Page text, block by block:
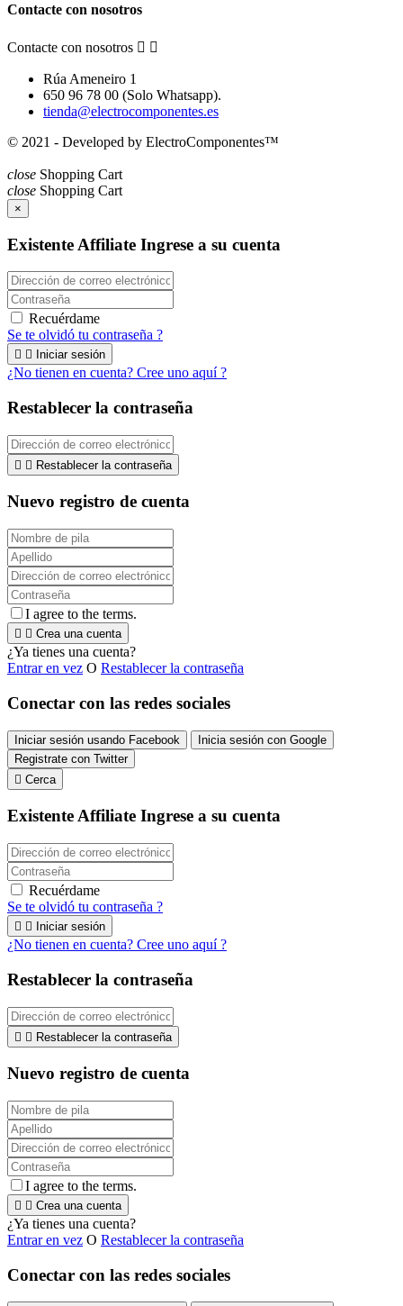
Contacte con nosotros
Contacte con nosotros  
Rúa Ameneiro 1
650 96 78 00 (Solo Whatsapp).
tienda@electrocomponentes.es
© 2021 - Developed by ElectroComponentes™
close Shopping Cart
close Shopping Cart
×
Existente Affiliate Ingrese a su cuenta
Recuérdame
Se te olvidó tu contraseña ?
  Iniciar sesión
¿No tienen en cuenta? Cree uno aquí ?
Restablecer la contraseña
  Restablecer la contraseña
Nuevo registro de cuenta
I agree to the terms.
  Crea una cuenta
¿Ya tienes una cuenta?
Entrar en vez O Restablecer la contraseña
Conectar con las redes sociales
Iniciar sesión usando Facebook
Inicia sesión con Google
Registrate con Twitter
 Cerca
Existente Affiliate Ingrese a su cuenta
Recuérdame
Se te olvidó tu contraseña ?
  Iniciar sesión
¿No tienen en cuenta? Cree uno aquí ?
Restablecer la contraseña
  Restablecer la contraseña
Nuevo registro de cuenta
I agree to the terms.
  Crea una cuenta
¿Ya tienes una cuenta?
Entrar en vez O Restablecer la contraseña
Conectar con las redes sociales